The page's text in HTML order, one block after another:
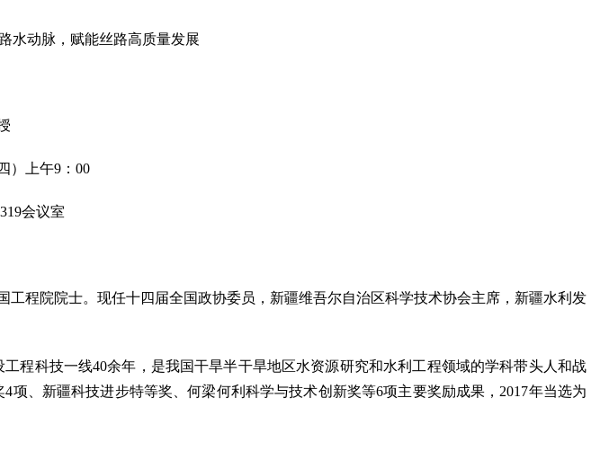
水动脉，赋能丝路高质量发展
）上午9：00
会议室
工程院院士。现任十四届全国政协委员，新疆维吾尔自治区科学技术协会主席，新疆水利发
程科技一线40余年，是我国干旱半干旱地区水资源研究和水利工程领域的学科带头人和战
项、新疆科技进步特等奖、何梁何利科学与技术创新奖等6项主要奖励成果，2017年当选为